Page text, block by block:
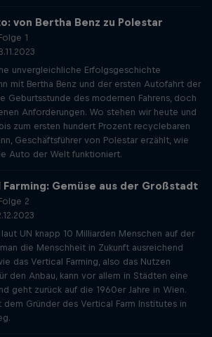
von Bertha Benz zu Polestar
1
unvergleichliche Erfolgsgeschichte
mit Bertha Benz und der ersten Autofahrt der
Geburtsstunde des modernen Fahrens, doch
Anforderungen. Wo stehen wir heute und
zum ersten hundert Prozent recyclebaren
Geschäftsführer von Polestar erzählt, wie
Auto der Welt funktioniert.
Gemüse aus der Großstadt
2
UN knapp 10 Milliarden Menschen auf der
die Menschheit in Zukunft ausreichend
das Vertical Farming, also das Nutzen
den Anbau, kann vor allem in Städten eine
geht zurück auf die 1960er Jahre in Wien.
Gründer des Vertical Farm Institutes in